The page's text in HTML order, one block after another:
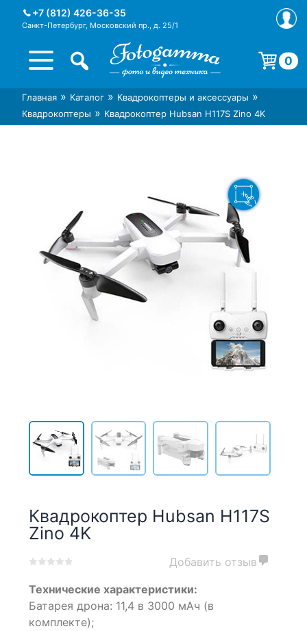
+7 (812) 426-36-35
Санкт-Петербург, Московский пр., д. 25/1
Интернет-магазин фототехники
Foto-Gamma в СПб
Магазин фотоаксессуаров foto-
gamma.ru
0
Корзина пуста.
Главная » Каталог » Квадрокоптеры и аксессуары »
Квадрокоптеры » Квадрокоптер Hubsan H117S Zino 4K
Квадрокоптер Hubsan H117S
Zino 4K
out
on
Добавить отзыв
Технические характеристики:
Батарея дрона: 11,4 в 3000 мАч (в
комплекте);